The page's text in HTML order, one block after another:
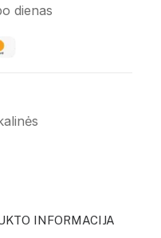
dienas
INFORMACIJA